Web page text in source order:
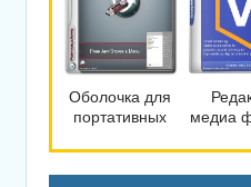
Оболочка для
портативных
PortableApps.com
Platform 30.3
медиа
Video